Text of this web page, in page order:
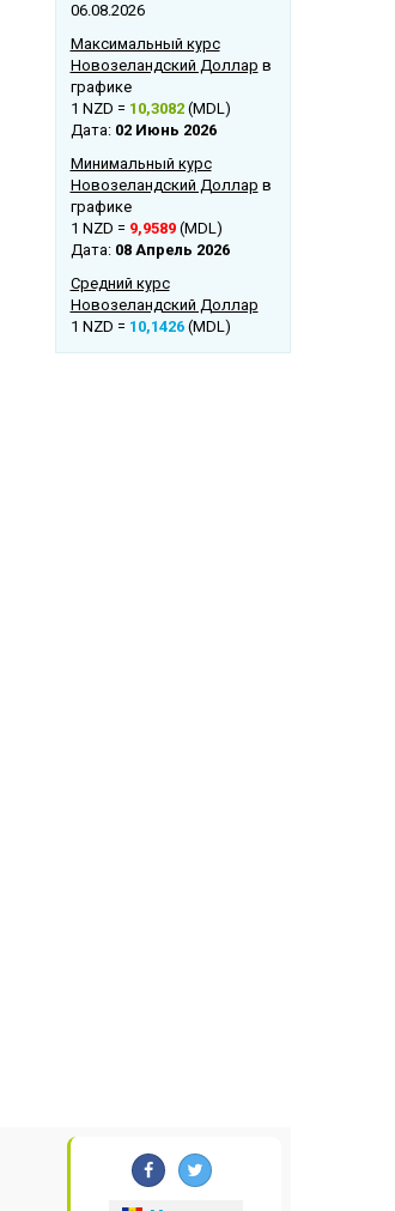
06.08.2026
Максимальный курс
Новозеландский Доллар в
графике
1 NZD = 10,3082(MDL)
Дата: 02 Июнь 2026
Минимальный курс
Новозеландский Доллар в
графике
1 NZD = 9,9589(MDL)
Дата: 08 Апрель 2026
Средний курс
Новозеландский Доллар
1 NZD = 10,1426(MDL)